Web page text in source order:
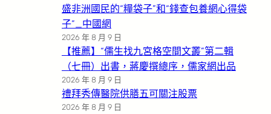
盛非洲國民的“糧袋子”和“錢查包養網心得袋
子”_中國網
2026 年 8 月 9 日
【推薦】“儒生找九宮格空間文叢”第二輯
（七冊）出書，蔣慶撰總序，儒家網出品
2026 年 8 月 9 日
禮拜秀傳醫院供膳五可關注股票
2026 年 8 月 9 日